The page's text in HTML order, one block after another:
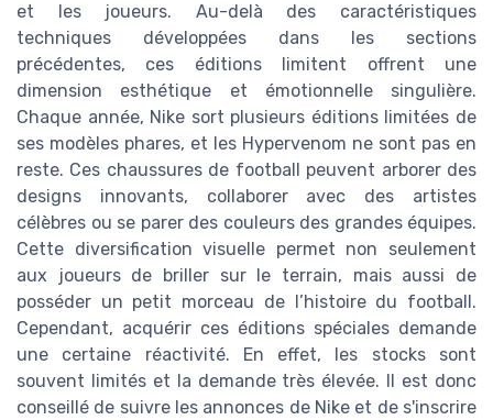
et les joueurs. Au-delà des caractéristiques
techniques développées dans les sections
précédentes, ces éditions limitent offrent une
dimension esthétique et émotionnelle singulière.
Chaque année, Nike sort plusieurs éditions limitées de
ses modèles phares, et les Hypervenom ne sont pas en
reste. Ces chaussures de football peuvent arborer des
designs innovants, collaborer avec des artistes
célèbres ou se parer des couleurs des grandes équipes.
Cette diversification visuelle permet non seulement
aux joueurs de briller sur le terrain, mais aussi de
posséder un petit morceau de l’histoire du football.
Cependant, acquérir ces éditions spéciales demande
une certaine réactivité. En effet, les stocks sont
souvent limités et la demande très élevée. Il est donc
conseillé de suivre les annonces de Nike et de s'inscrire